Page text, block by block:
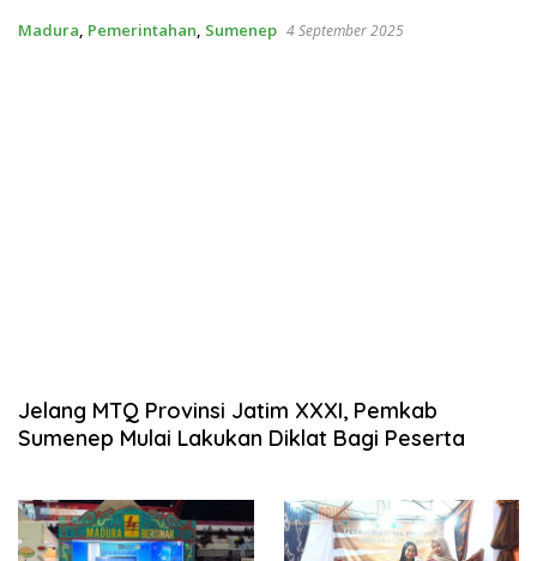
Madura, Pemerintahan, Sumenep 4 September 2025
Jelang MTQ Provinsi Jatim XXXI, Pemkab
Sumenep Mulai Lakukan Diklat Bagi Peserta